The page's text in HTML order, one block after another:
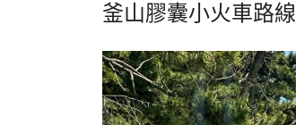
釜山膠囊小火車路線